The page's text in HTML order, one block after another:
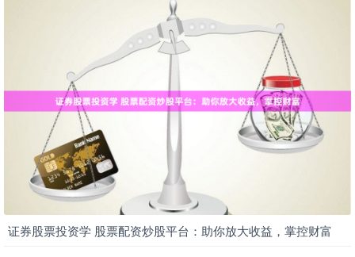
证券股票投资学 股票配资炒股平台：助你放大收益，掌控财富